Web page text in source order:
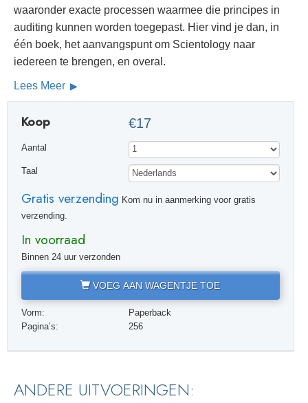
waaronder exacte processen waarmee die principes in
auditing kunnen worden toegepast. Hier vind je dan, in
één boek, het aanvangspunt om Scientology naar
iedereen te brengen, en overal.
Lees Meer
Koop €17
Aantal
Taal
Gratis verzending Kom nu in aanmerking voor gratis
verzending.
In voorraad
Binnen 24 uur verzonden
VOEG AAN WAGENTJE TOE
Vorm:
Paperback
Pagina’s:
256
ANDERE UITVOERINGEN: